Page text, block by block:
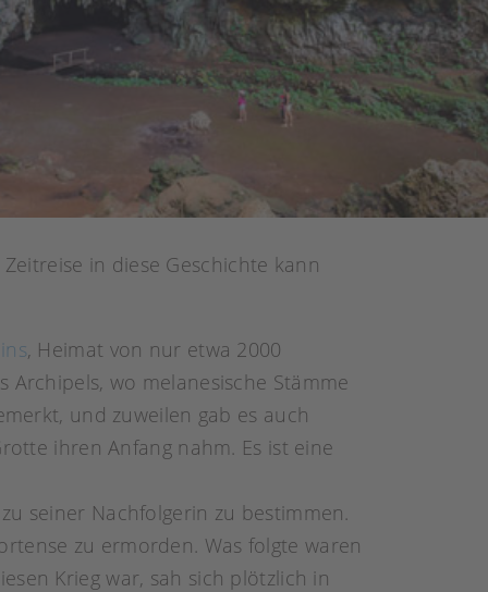
in diese Geschichte kann
, Heimat von nur etwa 2000
wo melanesische Stämme
und zuweilen gab es auch
ihren Anfang nahm. Es ist eine
seiner Nachfolgerin zu bestimmen.
zu ermorden. Was folgte waren
Krieg war, sah sich plötzlich in